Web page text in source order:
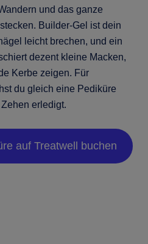
und das ganze
Builder-Gel ist dein
leicht brechen, und ein
dezent kleine Macken,
Kerbe zeigen. Für
du gleich eine Pediküre
erledigt.
auf Treatwell buchen